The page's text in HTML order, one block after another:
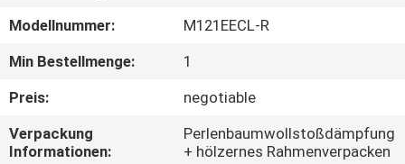
FABRIK-
AUSFLUG
QUALITÄTSKONTROLLE
Modellnummer:
M121EECL-R
Min Bestellmenge:
1
Preis:
negotiable
Verpackung
Informationen:
Perlenbaumwollstoßdämpfung
+ hölzernes Rahmenverpacken